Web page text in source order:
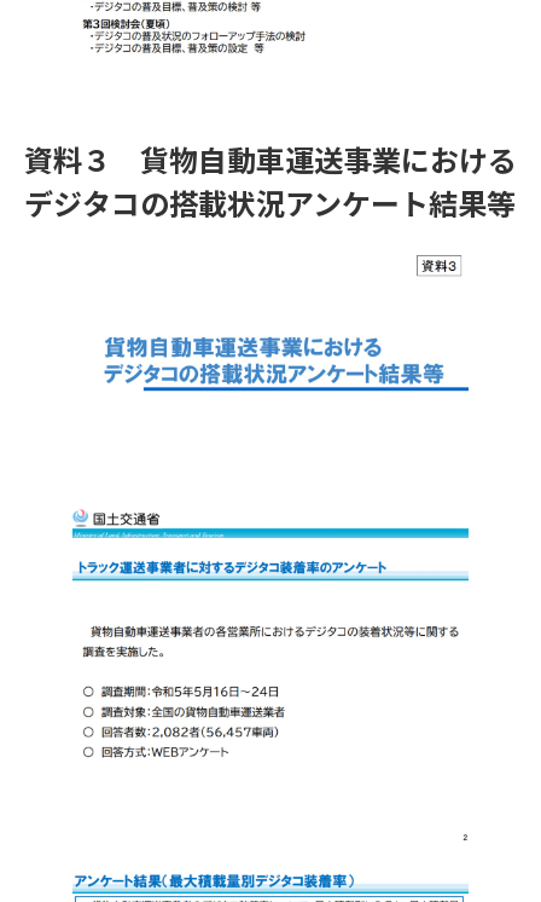
資料３ 貨物自動車運送事業における
デジタコの搭載状況アンケート結果等